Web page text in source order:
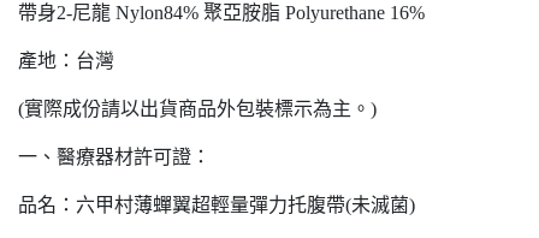
帶身2-尼龍 Nylon84% 聚亞胺脂 Polyurethane 16%
產地：台灣
(實際成份請以出貨商品外包裝標示為主。)
一、醫療器材許可證：
品名：六甲村薄蟬翼超輕量彈力托腹帶(未滅菌)